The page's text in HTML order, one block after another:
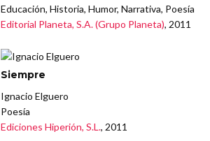
Educación, Historia, Humor, Narrativa, Poesía
Editorial Planeta, S.A. (Grupo Planeta), 2011
Siempre
Ignacio Elguero
Poesía
Ediciones Hiperión, S.L., 2011